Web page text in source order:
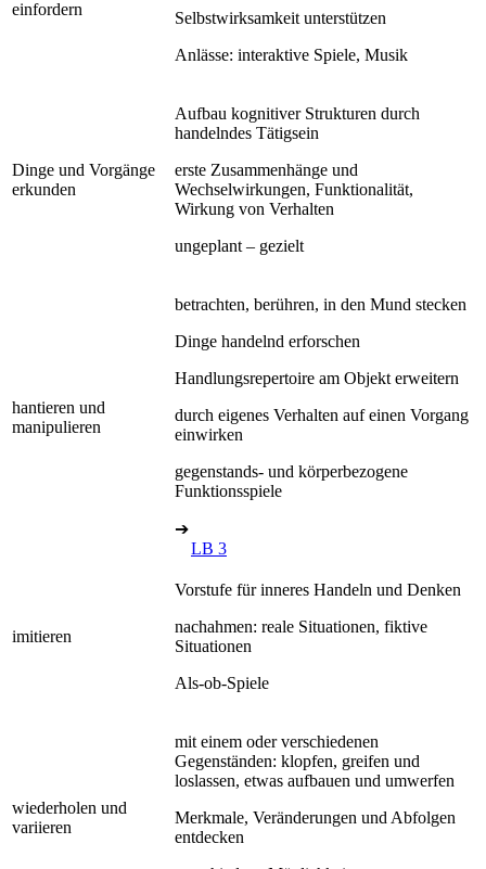
einfordern
Selbstwirksamkeit unterstützen
Anlässe: interaktive Spiele, Musik
Dinge und Vorgänge
erkunden
Aufbau kognitiver Strukturen durch
handelndes Tätigsein
erste Zusammenhänge und
Wechselwirkungen, Funktionalität,
Wirkung von Verhalten
ungeplant – gezielt
hantieren und
manipulieren
betrachten, berühren, in den Mund stecken
Dinge handelnd erforschen
Handlungsrepertoire am Objekt erweitern
durch eigenes Verhalten auf einen Vorgang
einwirken
gegenstands- und körperbezogene
Funktionsspiele
➔
LB 3
imitieren
Vorstufe für inneres Handeln und Denken
nachahmen: reale Situationen, fiktive
Situationen
Als-ob-Spiele
wiederholen und
variieren
mit einem oder verschiedenen
Gegenständen: klopfen, greifen und
loslassen, etwas aufbauen und umwerfen
Merkmale, Veränderungen und Abfolgen
entdecken